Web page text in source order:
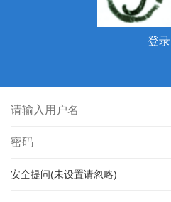
登录
安全提问(未设置请忽略)